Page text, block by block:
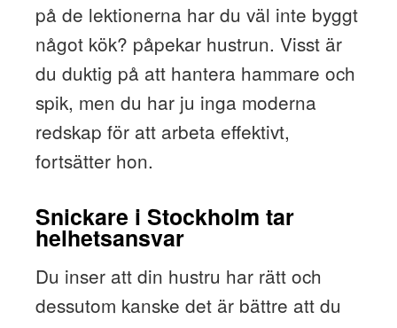
på de lektionerna har du väl inte byggt
något kök? påpekar hustrun. Visst är
du duktig på att hantera hammare och
spik, men du har ju inga moderna
redskap för att arbeta effektivt,
fortsätter hon.
Snickare i Stockholm tar
helhetsansvar
Du inser att din hustru har rätt och
dessutom kanske det är bättre att du